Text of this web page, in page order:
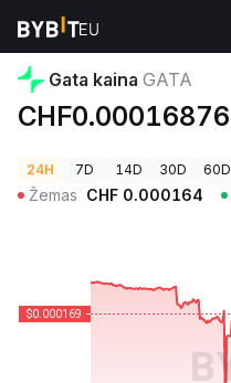
Kriptovaliutų kainos
Gata kaina GATA
CHF0.00016876
24H 7D 14D 30D 60D
Žemas CHF 0.000164